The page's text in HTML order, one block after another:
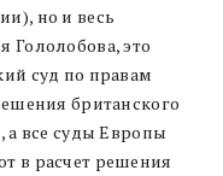
но и весь
Гололобова, это
суд по правам
британского
а все суды Европы
в расчет решения